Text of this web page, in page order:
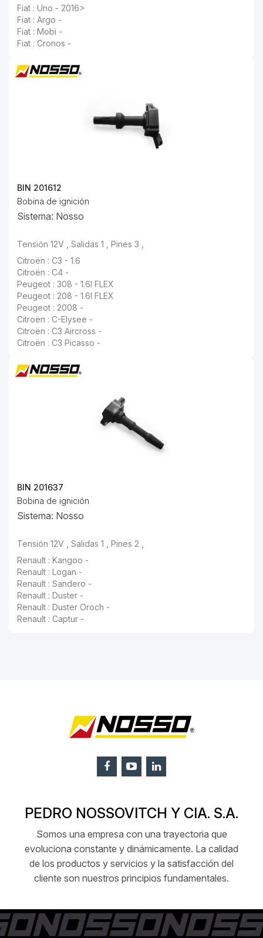
Fiat : Uno - 2016>
Fiat : Argo -
Fiat : Mobi -
Fiat : Cronos -
BIN 201612
Bobina de ignición
Sistema: Nosso
Tensión 12V , Salidas 1 , Pines 3 ,
Citroën : C3 - 1.6
Citroën : C4 -
Peugeot : 308 - 1.6I FLEX
Peugeot : 208 - 1.6I FLEX
Peugeot : 2008 -
Citroën : C-Elysee -
Citroën : C3 Aircross -
Citroën : C3 Picasso -
BIN 201637
Bobina de ignición
Sistema: Nosso
Tensión 12V , Salidas 1 , Pines 2 ,
Renault : Kangoo -
Renault : Logan -
Renault : Sandero -
Renault : Duster -
Renault : Duster Oroch -
Renault : Captur -
PEDRO NOSSOVITCH Y CIA. S.A.
Somos una empresa con una trayectoria que
evoluciona constante y dinámicamente. La calidad
de los productos y servicios y la satisfacción del
cliente son nuestros principios fundamentales.